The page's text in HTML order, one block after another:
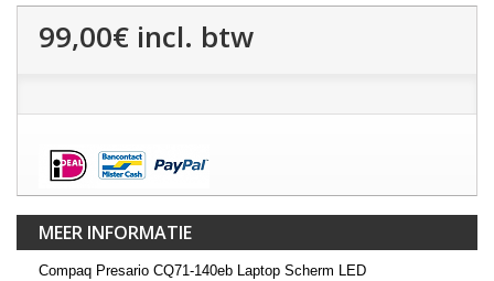
99,00€ incl. btw
MEER INFORMATIE
Compaq Presario CQ71-140eb Laptop Scherm LED